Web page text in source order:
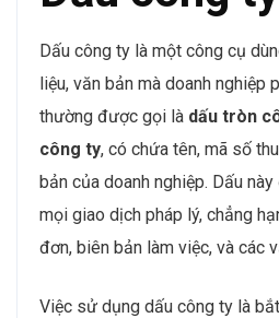
Dấu công ty là một công cụ
liệu, văn bản mà doanh nghiệp
thường được gọi là dấu tròn
công ty, có chứa tên, mã số
bản của doanh nghiệp. Dấu
mọi giao dịch pháp lý, chẳng
đơn, biên bản làm việc, và các
Việc sử dụng dấu công ty là